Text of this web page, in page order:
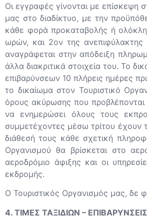
Οι εγγραφές γίνονται με
μας στο διαδίκτυο, με την
κάθε φορά προκαταβολής ή
ωρών, και 2ον της
αναγράφεται στην απόδειξη
άλλα διακριτικά στοιχεία του. Το
επιβαρύνσεων 10 πλήρεις ημέρες
το δικαίωμα στον Τουριστικό
όρους ακύρωσης που
να ενημερώσει όλους τους
συμμετέχοντες μέσω τρίτου έχουν
διάθεσή τους κάθε σχετική
Οργανισμού θα βρίσκεται στο
αεροδρόμιο άφιξης και οι
εκδρομής.
Ο Τουριστικός Οργανισμός μας, δε
4. ΤΙΜΕΣ ΤΑΞΙΔΙΩΝ –